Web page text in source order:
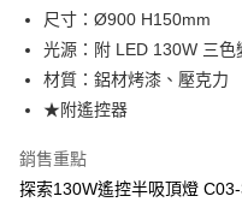
街口支付
悠遊付
Google Pay
全盈+PAY
AFTEE先享後付
尺寸：Ø900 H150mm
光源：附 LED 130W 三
材質：鋁材烤漆、壓克力
★附遙控器
銷售重點
探索130W遙控半吸頂燈